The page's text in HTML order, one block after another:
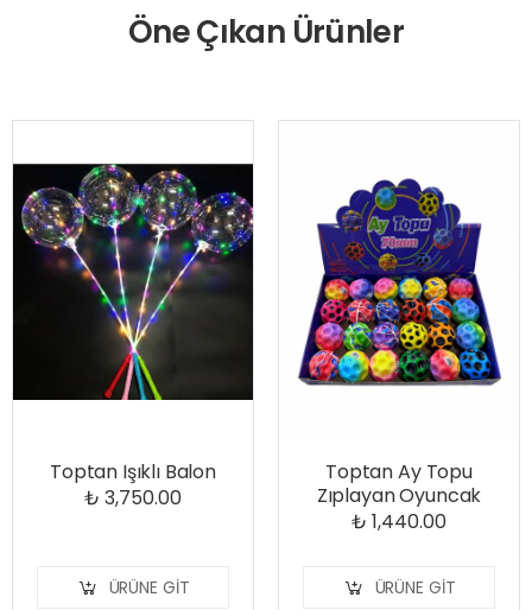
Öne Çıkan Ürünler
Toptan Işıklı Balon
₺ 3,750.00
ÜRÜNE GIT
Toptan Ay Topu
Zıplayan Oyuncak
₺ 1,440.00
ÜRÜNE GIT